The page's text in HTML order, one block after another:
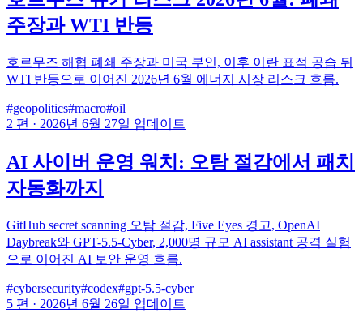
주장과 WTI 반등
호르무즈 해협 폐쇄 주장과 미국 부인, 이후 이란 표적 공습 뒤
WTI 반등으로 이어진 2026년 6월 에너지 시장 리스크 흐름.
#geopolitics#macro#oil
2 편 · 2026년 6월 27일 업데이트
AI 사이버 운영 워치: 오탐 절감에서 패치
자동화까지
GitHub secret scanning 오탐 절감, Five Eyes 경고, OpenAI
Daybreak와 GPT-5.5-Cyber, 2,000명 규모 AI assistant 공격 실험
으로 이어진 AI 보안 운영 흐름.
#cybersecurity#codex#gpt-5.5-cyber
5 편 · 2026년 6월 26일 업데이트